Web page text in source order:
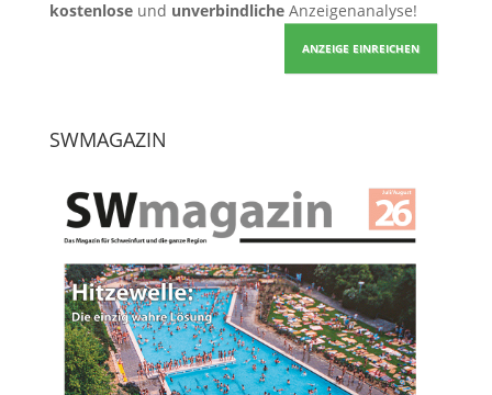
kostenloseund unverbindlicheAnzeigenanalyse!
ANZEIGE EINREICHEN
SWMAGAZIN